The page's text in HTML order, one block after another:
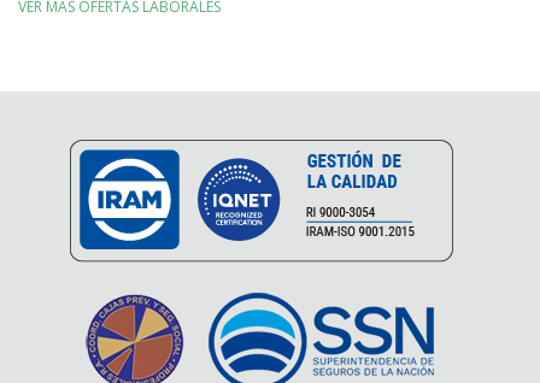
VER MÁS OFERTAS LABORALES